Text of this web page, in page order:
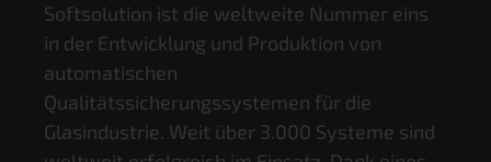
Softsolution ist die weltweite Nummer eins
in der Entwicklung und Produktion von
automatischen
Qualitätssicherungssystemen für die
Glasindustrie. Weit über 3.000 Systeme sind